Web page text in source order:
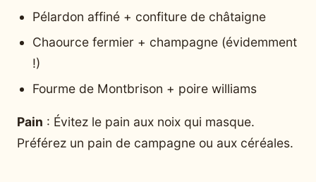
Pélardon affiné + confiture de châtaigne
Chaource fermier + champagne (évidemment
!)
Fourme de Montbrison + poire williams
Pain : Évitez le pain aux noix qui masque.
Préférez un pain de campagne ou aux céréales.